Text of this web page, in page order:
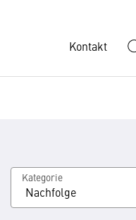
Kontakt
Kategorie